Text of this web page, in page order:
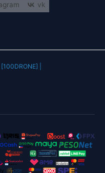
vk
|